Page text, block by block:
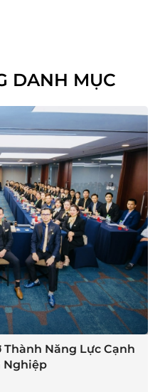
DANH MỤC
Năng Lực Cạnh
Nghiệp